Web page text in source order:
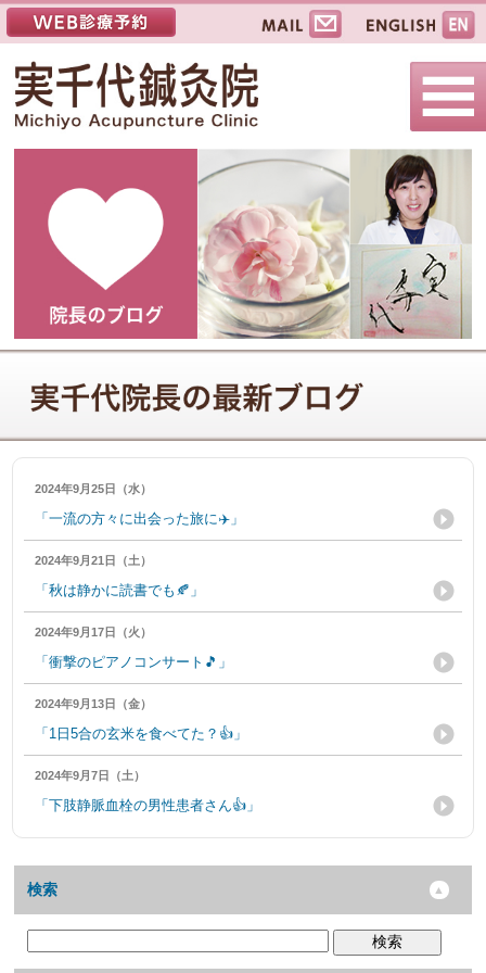
2024年9月25日（水）
「一流の方々に出会った旅に✈️」
2024年9月21日（土）
「秋は静かに読書でも🍂」
2024年9月17日（火）
「衝撃のピアノコンサート🎵」
2024年9月13日（金）
「1日5合の玄米を食べてた？👍」
2024年9月7日（土）
「下肢静脈血栓の男性患者さん👍」
検索
検索